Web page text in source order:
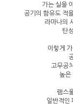
가는 실을
공기의 함유도 적
라마나의
탄
이렇게
고무공
높은
램스
일반적인